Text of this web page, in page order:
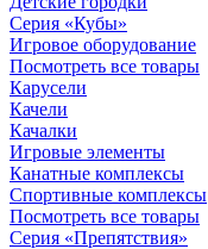
Серия «Кубы»
Игровое оборудование
Посмотреть все товары
Карусели
Качели
Качалки
Игровые элементы
Канатные комплексы
Спортивные комплексы
Посмотреть все товары
Серия «Препятствия»